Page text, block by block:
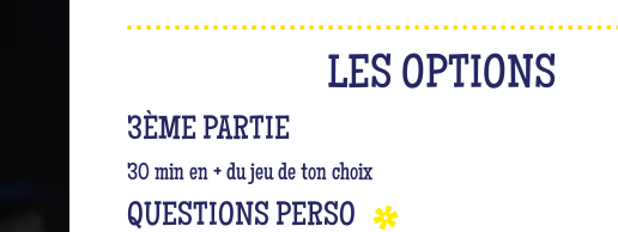
LES OPTIONS
3ÈME PARTIE
30 min en + du jeu de ton choix
QUESTIONS PERSO